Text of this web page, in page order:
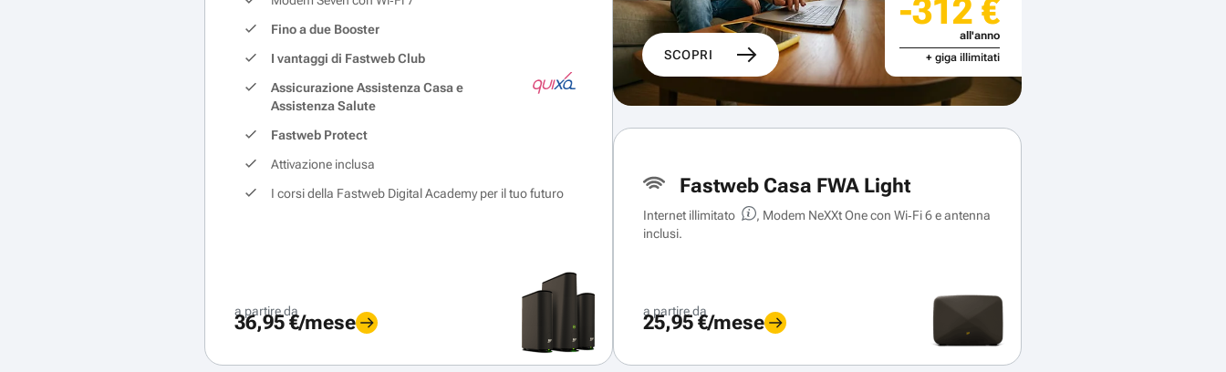
Fino a due Booster
I vantaggi di Fastweb Club
Assicurazione Assistenza Casa e
Assistenza Salute
Fastweb Protect
Attivazione inclusa
I corsi della Fastweb Digital Academy per il tuo futuro
a partire da
36,95 €/mese
SCOPRI
-312 €
all'anno
+ giga illimitati
Fastweb Casa FWA Light
Internet illimitato
, Modem NeXXt One con Wi‑Fi 6 e antenna
inclusi.
a partire da
25,95 €/mese